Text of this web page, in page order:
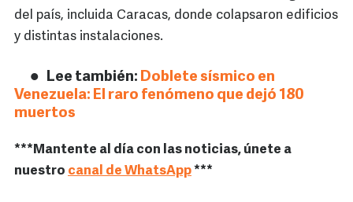
del país, incluida Caracas, donde colapsaron edificios
y distintas instalaciones.
Lee también: Doblete sísmico en
Venezuela: El raro fenómeno que dejó 180
muertos
***Mantente al día con las noticias, únete a
nuestro canal de WhatsApp***